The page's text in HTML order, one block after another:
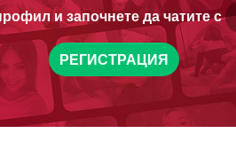
и започнете да чатите с
РЕГИСТРАЦИЯ